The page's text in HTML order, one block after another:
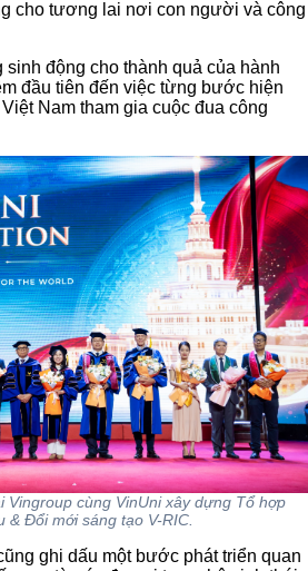
cho tương lai nơi con người và công
sinh động cho thành quả của hành
đầu tiên đến việc từng bước hiện
Nam tham gia cuộc đua công
Vingroup cùng VinUni xây dựng Tổ hợp
& Đổi mới sáng tạo V-RIC.
ghi dấu một bước phát triển quan